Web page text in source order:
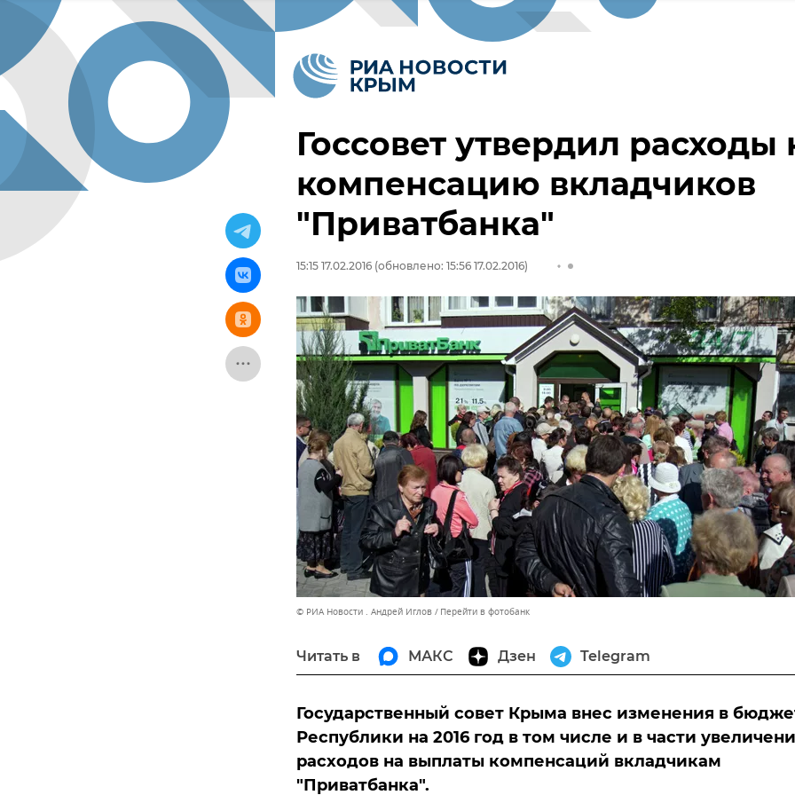
Госсовет утвердил расходы
компенсацию вкладчиков
"Приватбанка"
15:15 17.02.2016 (обновлено: 15:56 17.02.2016)
© РИА Новости . Андрей Иглов Перейти в фотобанк
Читать в МАКС Дзен Telegram
Государственный совет Крыма внес изменения в
Республики на 2016 год в том числе и в части
расходов на выплаты компенсаций вкладчикам
"Приватбанка".